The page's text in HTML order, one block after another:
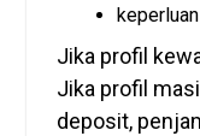
Jika profil
Jika profil
deposit,